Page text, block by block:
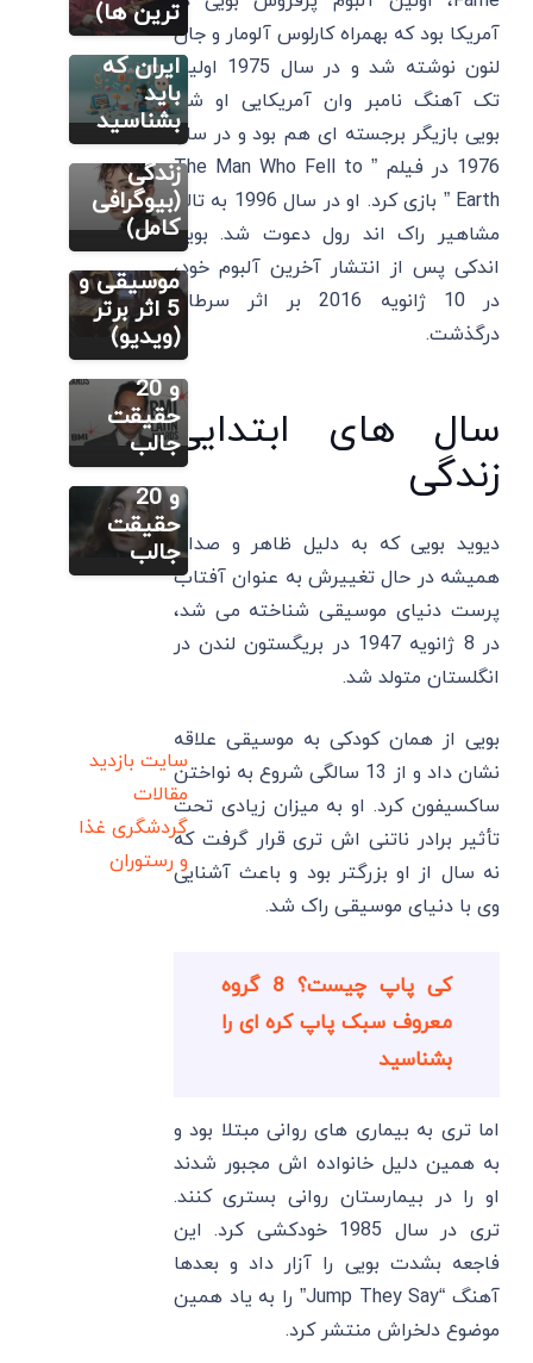
آمریکا بود که بهمراه کارلوس آلومار و جان
لنون نوشته شد و در سال 1975 اولین
تک آهنگ نامبر وان آمریکایی او شد.
بویی بازیگر برجسته ای هم بود و در سال
1976 در فیلم ” The Man Who Fell to
Earth ” بازی کرد. او در سال 1996 به تالار
مشاهیر راک اند رول دعوت شد. بویی
اندکی پس از انتشار آخرین آلبوم خود،
در 10 ژانویه 2016 بر اثر سرطان
درگذشت.
سال های ابتدایی
زندگی
دیوید بویی که به دلیل ظاهر و صدای
همیشه در حال تغییرش به عنوان آفتاب
پرست دنیای موسیقی شناخته می شد،
در 8 ژانویه 1947 در بریگستون لندن در
انگلستان متولد شد.
بویی از همان کودکی به موسیقی علاقه
نشان داد و از 13 سالگی شروع به نواختن
ساکسیفون کرد. او به میزان زیادی تحت
تأثیر برادر ناتنی اش تری قرار گرفت که
نه سال از او بزرگتر بود و باعث آشنایی
وی با دنیای موسیقی راک شد.
کی پاپ چیست؟ 8 گروه
معروف سبک پاپ کره ای را
بشناسید
اما تری به بیماری های روانی مبتلا بود و
به همین دلیل خانواده اش مجبور شدند
او را در بیمارستان روانی بستری کنند.
تری در سال 1985 خودکشی کرد. این
فاجعه بشدت بویی را آزار داد و بعدها
آهنگ “Jump They Say” را به یاد همین
موضوع دلخراش منتشر کرد.
ترین ها)
نوازنده تار
خانم در
ایران که
باید
بشناسید
ملک موسو
کیست؟
آثار برتر و
10 نکته
جالب
زندگی
(بیوگرافی
کامل)
مطالب متنوع
دیگر
فردریک
شوپن
کیست؟
زندگینامه،
شناخت
موسیقی و
5 اثر برتر
(ویدیو)
سایر
مارک
آنتونی:
زندگینامه،
بهترین
آهنگ ها
و 20
حقیقت
جالب
سایر
جان لنون:
زندگینامه،
بهترین
آهنگ ها
و 20
حقیقت
جالب
سایت بازدید
مقالات
گردشگری غذا
و رستوران